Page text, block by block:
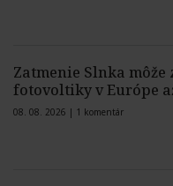
Zatmenie Slnka
fotovoltiky v Európe
08. 08. 2026 | 1 komentár